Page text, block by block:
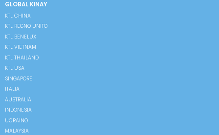
GLOBAL KINAY
KTL CHINA
KTL REGNO UNITO
KTL BENELUX
KTL VIETNAM
KTL THAILAND
KTL USA
SINGAPORE
ITALIA
AUSTRALIA
INDONESIA
UCRAINO
MALAYSIA